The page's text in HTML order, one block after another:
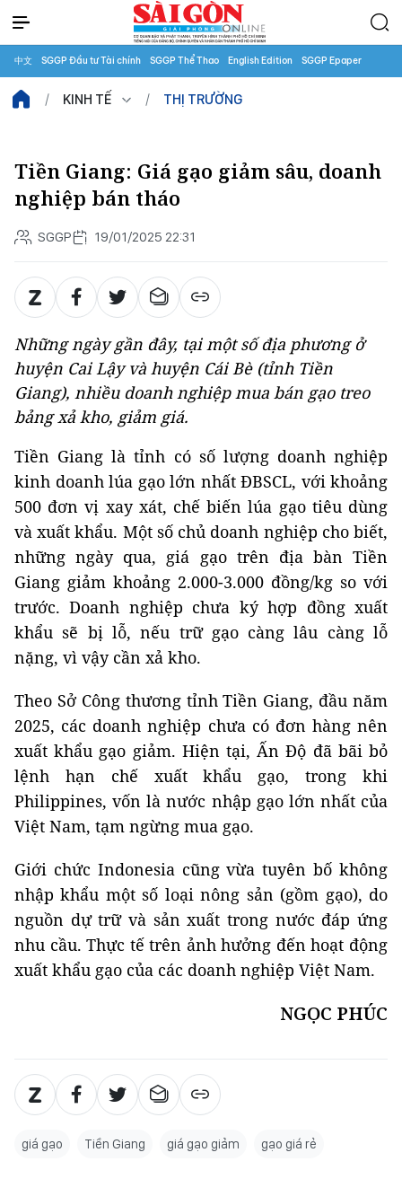
中文 SGGP Đầu tư Tài chính SGGP Thể Thao English Edition SGGP Epaper
KINH TẾ THỊ TRƯỜNG
Tiền Giang: Giá gạo giảm sâu, doanh
nghiệp bán tháo
SGGP 19/01/2025 22:31
Những ngày gần đây, tại một số địa phương ở
huyện Cai Lậy và huyện Cái Bè (tỉnh Tiền
Giang), nhiều doanh nghiệp mua bán gạo treo
bảng xả kho, giảm giá.
Tiền Giang là tỉnh có số lượng doanh nghiệp
kinh doanh lúa gạo lớn nhất ĐBSCL, với khoảng
500 đơn vị xay xát, chế biến lúa gạo tiêu dùng
và xuất khẩu. Một số chủ doanh nghiệp cho biết,
những ngày qua, giá gạo trên địa bàn Tiền
Giang giảm khoảng 2.000-3.000 đồng/kg so với
trước. Doanh nghiệp chưa ký hợp đồng xuất
khẩu sẽ bị lỗ, nếu trữ gạo càng lâu càng lỗ
nặng, vì vậy cần xả kho.
Theo Sở Công thương tỉnh Tiền Giang, đầu năm
2025, các doanh nghiệp chưa có đơn hàng nên
xuất khẩu gạo giảm. Hiện tại, Ấn Độ đã bãi bỏ
lệnh hạn chế xuất khẩu gạo, trong khi
Philippines, vốn là nước nhập gạo lớn nhất của
Việt Nam, tạm ngừng mua gạo.
Giới chức Indonesia cũng vừa tuyên bố không
nhập khẩu một số loại nông sản (gồm gạo), do
nguồn dự trữ và sản xuất trong nước đáp ứng
nhu cầu. Thực tế trên ảnh hưởng đến hoạt động
xuất khẩu gạo của các doanh nghiệp Việt Nam.
NGỌC PHÚC
giá gạo Tiền Giang giá gạo giảm gạo giá rẻ